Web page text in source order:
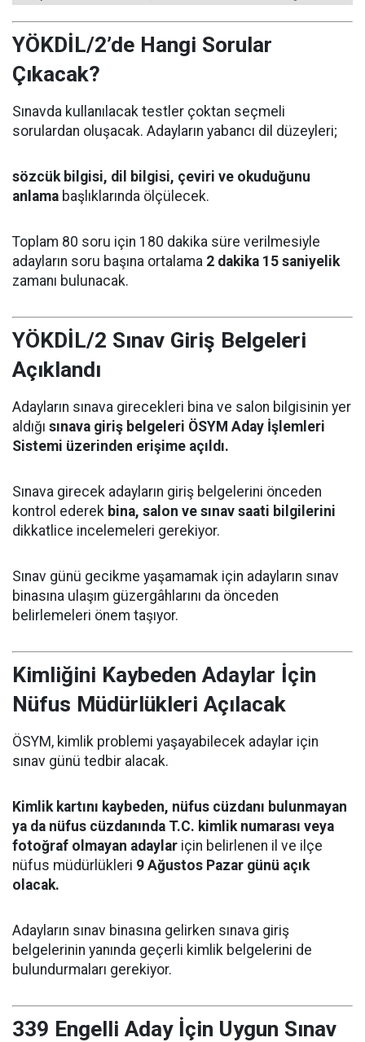
YÖKDİL/2’de Hangi Sorular
Çıkacak?
Sınavda kullanılacak testler çoktan seçmeli
sorulardan oluşacak. Adayların yabancı dil düzeyleri;
sözcük bilgisi, dil bilgisi, çeviri ve okuduğunu
anlama başlıklarında ölçülecek.
Toplam 80 soru için 180 dakika süre verilmesiyle
adayların soru başına ortalama 2 dakika 15 saniyelik
zamanı bulunacak.
YÖKDİL/2 Sınav Giriş Belgeleri
Açıklandı
Adayların sınava girecekleri bina ve salon bilgisinin yer
aldığı sınava giriş belgeleri ÖSYM Aday İşlemleri
Sistemi üzerinden erişime açıldı.
Sınava girecek adayların giriş belgelerini önceden
kontrol ederek bina, salon ve sınav saati bilgilerini
dikkatlice incelemeleri gerekiyor.
Sınav günü gecikme yaşamamak için adayların sınav
binasına ulaşım güzergâhlarını da önceden
belirlemeleri önem taşıyor.
Kimliğini Kaybeden Adaylar İçin
Nüfus Müdürlükleri Açılacak
ÖSYM, kimlik problemi yaşayabilecek adaylar için
sınav günü tedbir alacak.
Kimlik kartını kaybeden, nüfus cüzdanı bulunmayan
ya da nüfus cüzdanında T.C. kimlik numarası veya
fotoğraf olmayan adaylar için belirlenen il ve ilçe
nüfus müdürlükleri 9 Ağustos Pazar günü açık
olacak.
Adayların sınav binasına gelirken sınava giriş
belgelerinin yanında geçerli kimlik belgelerini de
bulundurmaları gerekiyor.
339 Engelli Aday İçin Uygun Sınav